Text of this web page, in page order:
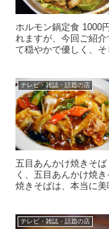
ホルモン鍋定食 1000
れますが、今回ご紹
て穏やかで優しく、
テレビ・雑誌・話題の店
五目あんかけ焼きそ
く、五目あんかけ焼
焼きそばは、本当に
テレビ・雑誌・話題の店